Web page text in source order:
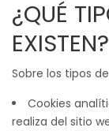
¿QUÉ
EXISTEN?
Sobre los tipos
Cookies
realiza del sitio